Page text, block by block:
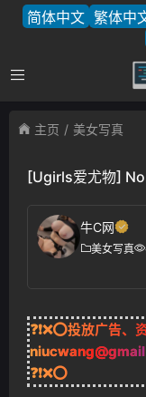
简体中文 繁体中
主页 美女写真
[Ugirls爱尤物]
牛C网
美女写真
❓❗❌⭕投放广告
❓❗❌⭕